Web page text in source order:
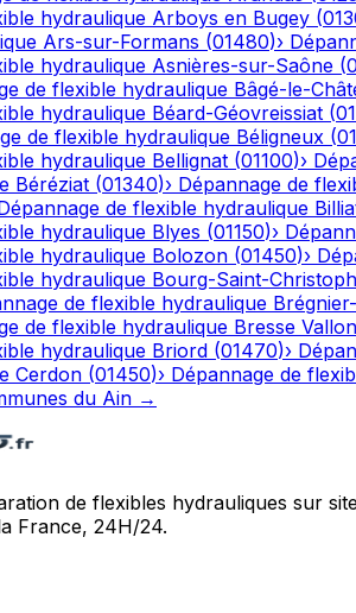
hydraulique Arboys en Bugey (
Ars-sur-Formans (01480)›
hydraulique Asnières-sur-Saône (
de flexible hydraulique Bâgé-le-
hydraulique Béard-Géovreissiat (
de flexible hydraulique Béligneux (
hydraulique Bellignat (01100)›
Béréziat (01340)› Dépannage de
de flexible hydraulique
hydraulique Blyes (01150)›
hydraulique Bolozon (01450)›
hydraulique Bourg-Saint-
de flexible hydraulique
de flexible hydraulique Bresse
hydraulique Briord (01470)›
Cerdon (01450)› Dépannage de
du Ain →
de flexibles hydrauliques sur
France, 24H/24.